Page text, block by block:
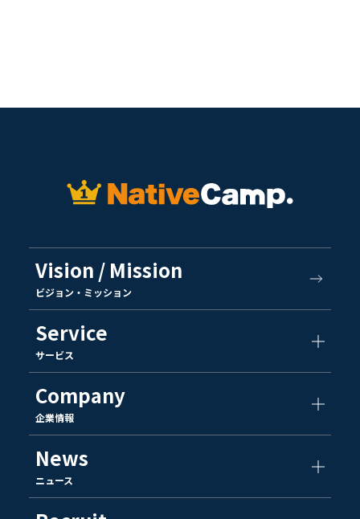
Vision / Mission
ビジョン・ミッション
Service
サービス
Company
企業情報
News
ニュース